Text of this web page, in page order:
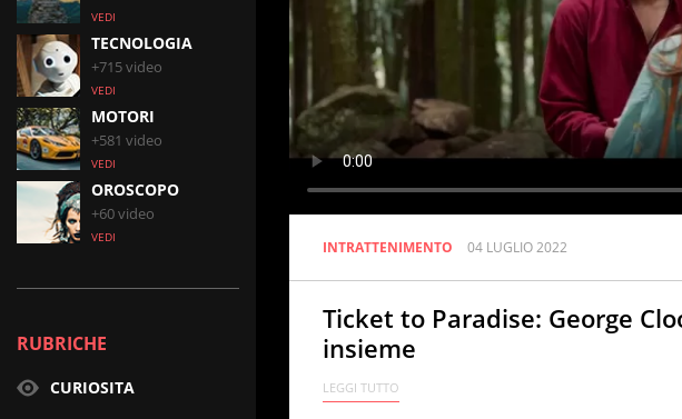
VEDI
TECNOLOGIA
+715 video
VEDI
MOTORI
+581 video
VEDI
OROSCOPO
+60 video
VEDI
RUBRICHE
CURIOSITA
INTRATTENIMENTO 04 LUGLIO 2022
Ticket to Paradise: George
insieme